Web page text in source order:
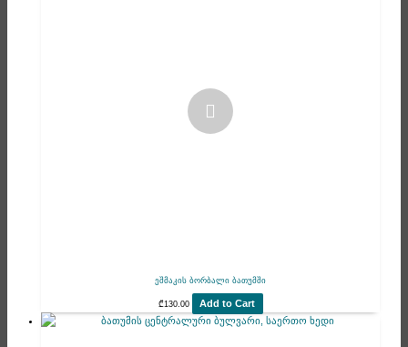
ეშმაკის ბორბალი ბათუმში
₾130.00 Add to Cart